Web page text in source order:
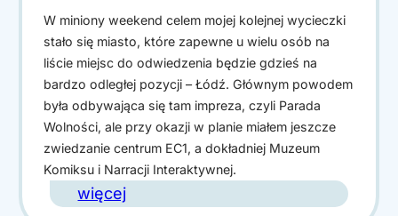
ś
c
i
W miniony weekend celem mojej kolejnej wycieczki
stało się miasto, które zapewne u wielu osób na
liście miejsc do odwiedzenia będzie gdzieś na
bardzo odległej pozycji – Łódź. Głównym powodem
była odbywająca się tam impreza, czyli Parada
Wolności, ale przy okazji w planie miałem jeszcze
zwiedzanie centrum EC1, a dokładniej Muzeum
Komiksu i Narracji Interaktywnej.
więcej: